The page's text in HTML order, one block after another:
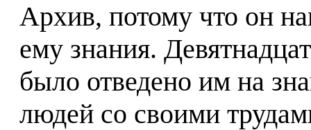
Архив, потому что он
ему знания.
было отведено им на
людей со своими